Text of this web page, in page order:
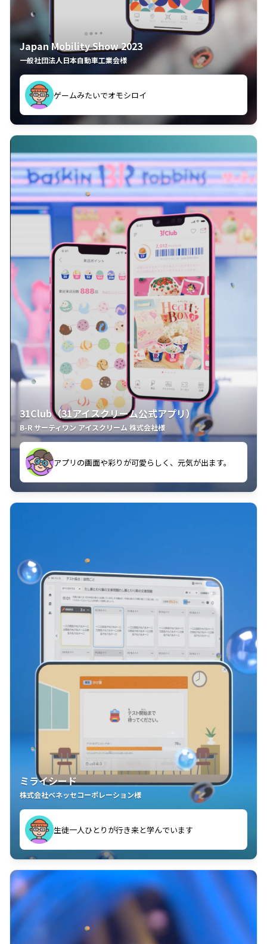
Japan Mobility Show 2023
一般社団法人日本自動車工業会様
夢中で推しモビを探してビッグサイトで6時間も滞在
してしまった
久々のモーターショーがアプリでもっと楽しめました
31Club（31アイスクリーム公式アプリ）
B-R サーティワン アイスクリーム 株式会社様
アプリの画面や彩りが可愛らしく、元気が出ます。
クラスごとに特典があるようなので使うのが楽しいで
す。
ミライシード
株式会社ベネッセコーポレーション様
生徒一人ひとりが行き来と学んでいます
教室中の児童生徒が「問題が解けてうれしい」「解く
ことが楽しい」を実感しています